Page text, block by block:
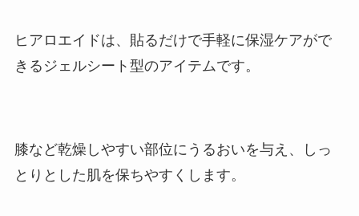
ヒアロエイドは、貼るだけで手軽に保湿ケアがで
きるジェルシート型のアイテムです。
膝など乾燥しやすい部位にうるおいを与え、しっ
とりとした肌を保ちやすくします。